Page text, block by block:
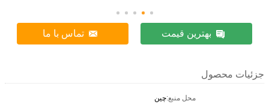
بهترین قیمت تماس با ما
جزئیات محصول
محل منبع:چین